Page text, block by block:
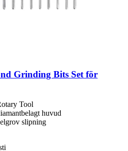
Grinding Bits Set för
Tool
huvud
slipning